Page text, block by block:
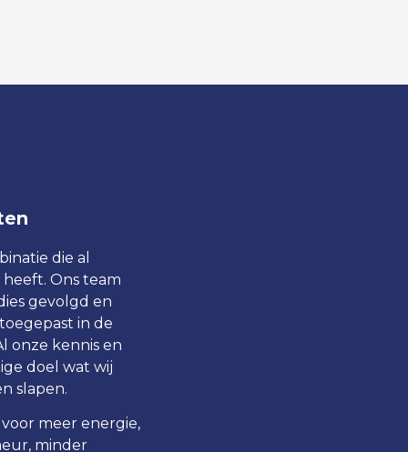
die al
Ons team
gevolgd en
in de
onze kennis en
doel wat wij
slapen.
meer energie,
minder